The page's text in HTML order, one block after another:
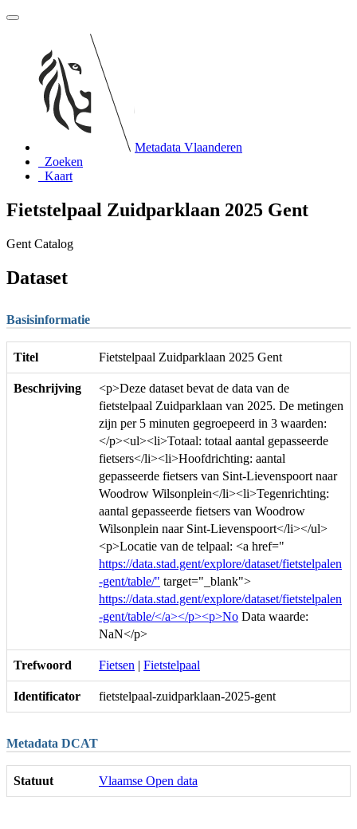
Metadata Vlaanderen
Zoeken
Kaart
Fietstelpaal Zuidparklaan 2025 Gent
Gent Catalog
Dataset
Basisinformatie
Titel Fietstelpaal Zuidparklaan 2025 Gent
Beschrijving
<p>Deze dataset bevat de data van de
fietstelpaal Zuidparklaan van 2025. De metingen
zijn per 5 minuten gegroepeerd in 3 waarden:
</p><ul><li>Totaal: totaal aantal gepasseerde
fietsers</li><li>Hoofdrichting: aantal
gepasseerde fietsers van Sint-Lievenspoort naar
Woodrow Wilsonplein</li><li>Tegenrichting:
aantal gepasseerde fietsers van Woodrow
Wilsonplein naar Sint-Lievenspoort</li></ul>
<p>Locatie van de telpaal: <a href="
https://data.stad.gent/explore/dataset/fietstelpalen
-gent/table/" target="_blank">
https://data.stad.gent/explore/dataset/fietstelpalen
-gent/table/</a></p><p>No Data waarde:
NaN</p>
Trefwoord Fietsen | Fietstelpaal
Identificator fietstelpaal-zuidparklaan-2025-gent
Metadata DCAT
Statuut Vlaamse Open data